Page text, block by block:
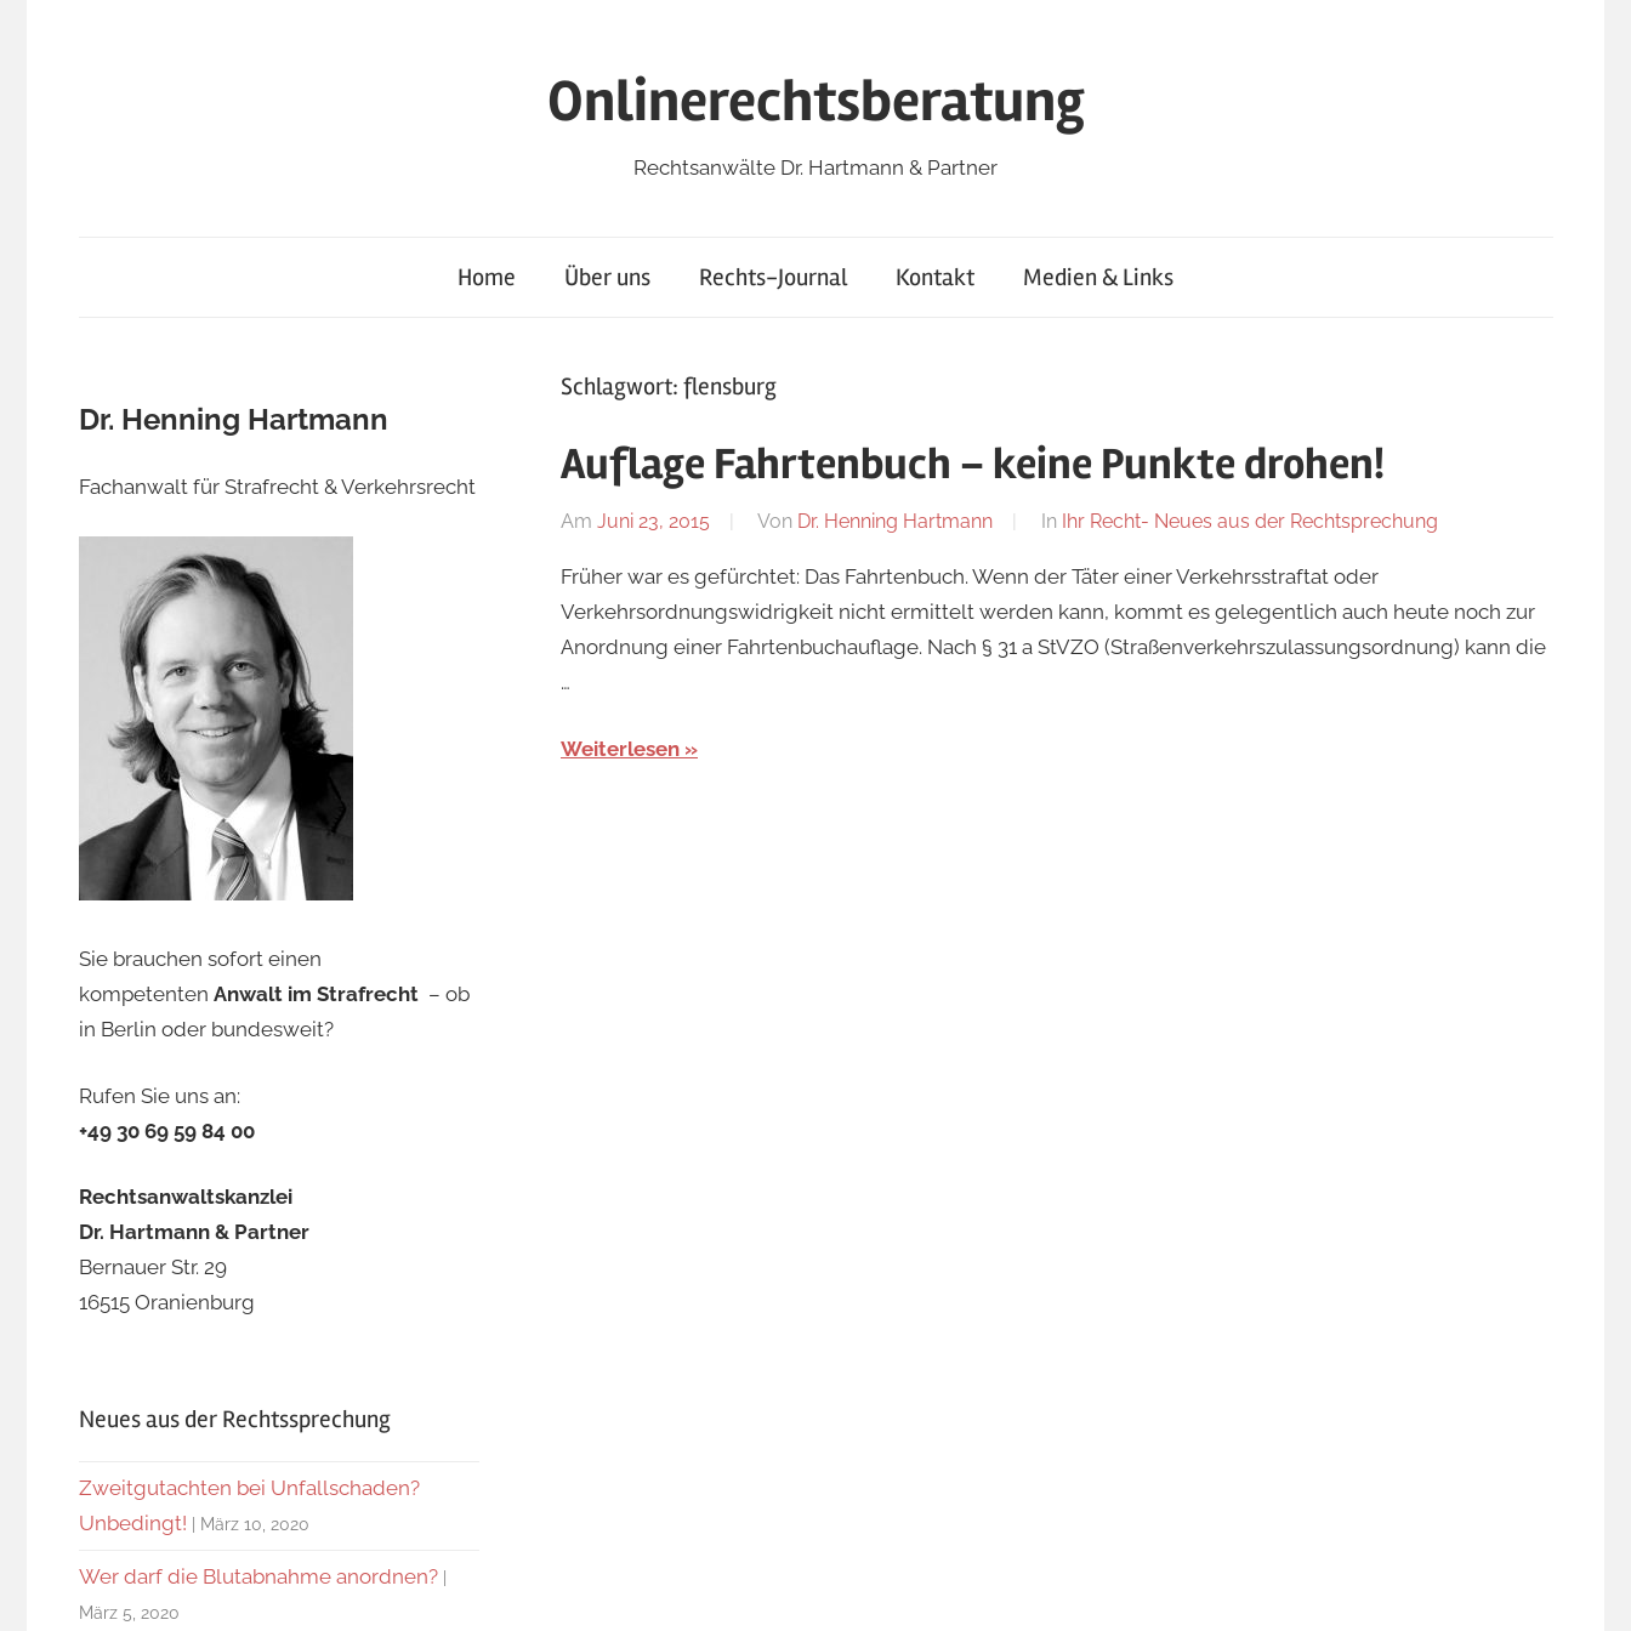
Onlinerechtsberatung
Rechtsanwälte Dr. Hartmann & Partner
Home Über uns Rechts-Journal Kontakt Medien & Links
Schlagwort: flensburg
Auflage Fahrtenbuch – keine Punkte drohen!
Am Juni 23, 2015 Von Dr. Henning Hartmann In Ihr Recht- Neues aus der Rechtsprechung
Früher war es gefürchtet: Das Fahrtenbuch. Wenn der Täter einer Verkehrsstraftat oder
Verkehrsordnungswidrigkeit nicht ermittelt werden kann, kommt es gelegentlich auch heute noch zur
Anordnung einer Fahrtenbuchauflage. Nach § 31 a StVZO (Straßenverkehrszulassungsordnung) kann die
…
Weiterlesen
Dr. Henning Hartmann
Fachanwalt für Strafrecht & Verkehrsrecht
Sie brauchen sofort einen
kompetenten Anwalt im Strafrecht – ob
in Berlin oder bundesweit?
Rufen Sie uns an:
+49 30 69 59 84 00
Rechtsanwaltskanzlei
Dr. Hartmann & Partner
Bernauer Str. 29
16515 Oranienburg
Neues aus der Rechtssprechung
Zweitgutachten bei Unfallschaden?
Unbedingt!
März 10, 2020
Wer darf die Blutabnahme anordnen?
März 5, 2020